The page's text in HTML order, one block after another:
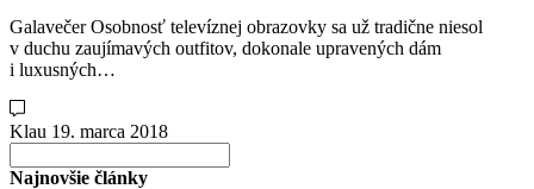
Galavečer Osobnosť televíznej obrazovky sa už tradične niesol
v duchu zaujímavých outfitov, dokonale upravených dám
i luxusných…
Klau 19. marca 2018
for:
Najnovšie články